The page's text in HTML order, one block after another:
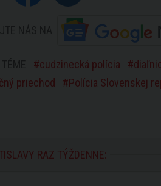
cudzinecká polícia
priechod
Polícia Slovenskej
RAZ TÝŽDENNE: